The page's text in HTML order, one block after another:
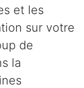
et les
sur votre
de
la